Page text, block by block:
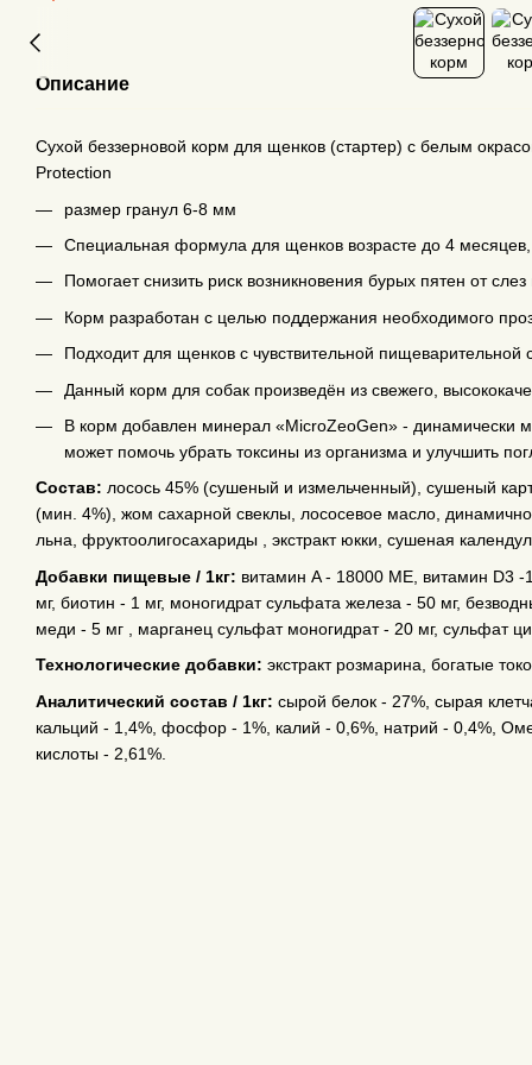
Описание
Сухой беззерновой корм для щенков (стартер) с белым
Protection
размер гранул 6-8 мм
Специальная формула для щенков возрасте до 4
Помогает снизить риск возникновения бурых пятен от
Корм разработан с целью поддержания необходимого
Подходит для щенков с чувствительной
Данный корм для собак произведён из свежего,
В корм добавлен минерал «MicroZeoGen» - динамически
может помочь убрать токсины из организма и улучшить
Состав: лосось 45% (сушеный и измельченный), сушеный
(мин. 4%), жом сахарной свеклы, лососевое масло,
льна, фруктоолигосахариды , экстракт юкки, сушеная
Добавки пищевые / 1кг: витамин A - 18000 МЕ, витамин D3
мг, биотин - 1 мг, моногидрат сульфата железа - 50 мг,
меди - 5 мг , марганец сульфат моногидрат - 20 мг, сульфат
Технологические добавки: экстракт розмарина, богатые
Aнaлитический состав / 1кг: сырой белок - 27%, сырая
кальций - 1,4%, фосфор - 1%, калий - 0,6%, натрий - 0,4%,
кислоты - 2,61%.